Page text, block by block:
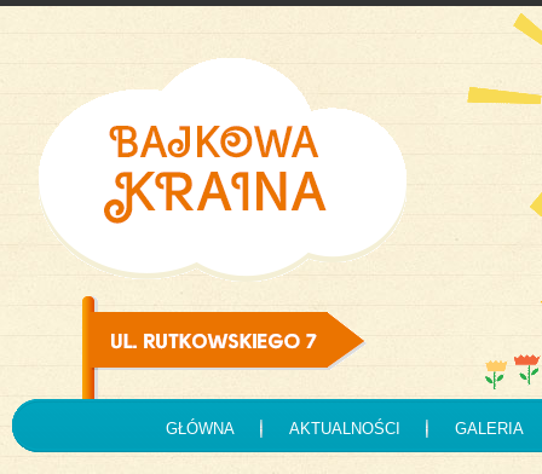
GŁÓWNA AKTUALNOŚCI GALERIA